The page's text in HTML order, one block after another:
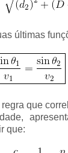
últimas
que
que: